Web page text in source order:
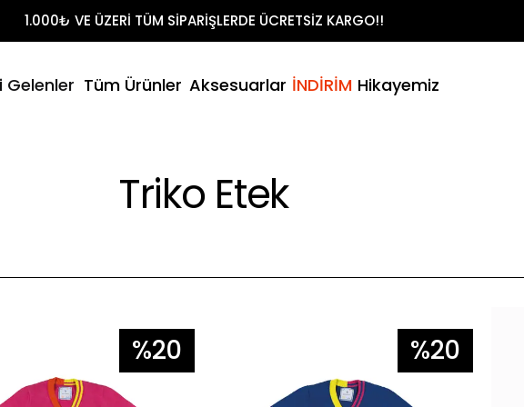
1.000₺ VE ÜZERİ TÜM SİPARİŞLERDE ÜCRETSİZ KARGO!!
Gelenler
Şort & T-Shirt Takımlar
Tüm Ürünler
Takımları
Aksesuarlar İNDİRİM Hikayemiz
Yaz
Triko Etek
%20 %20